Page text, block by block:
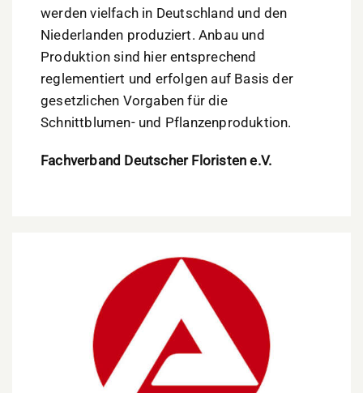
werden vielfach in Deutschland und den
Niederlanden produziert. Anbau und
Produktion sind hier entsprechend
reglementiert und erfolgen auf Basis der
gesetzlichen Vorgaben für die
Schnittblumen- und Pflanzenproduktion.
Fachverband Deutscher Floristen e.V.
Arbeitsmarkt Westpfalz: Mehr Arbeitslose, aber
auch mehr offene Stellen